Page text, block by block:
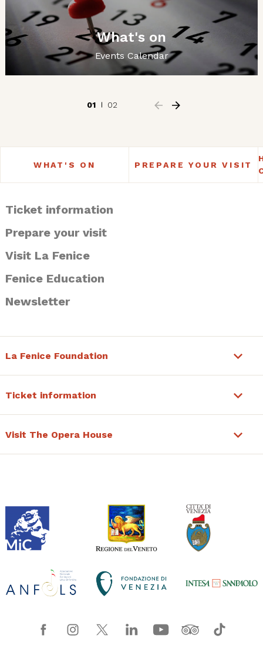
What's on
Events Calendar
01 02
WHAT'S ON PREPARE YOUR VISIT
Ticket information
Prepare your visit
Visit La Fenice
Fenice Education
Newsletter
La Fenice Foundation
Ticket information
Visit The Opera House